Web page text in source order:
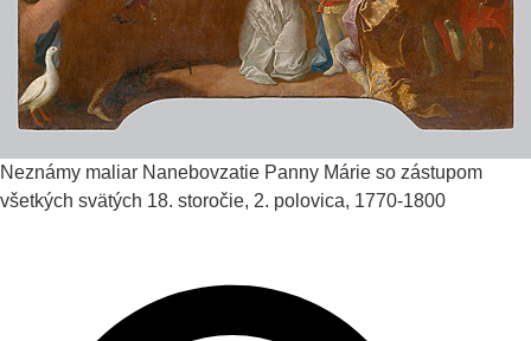
Neznámy maliar Nanebovzatie Panny Márie so zástupom
všetkých svätých 18. storočie, 2. polovica, 1770-1800